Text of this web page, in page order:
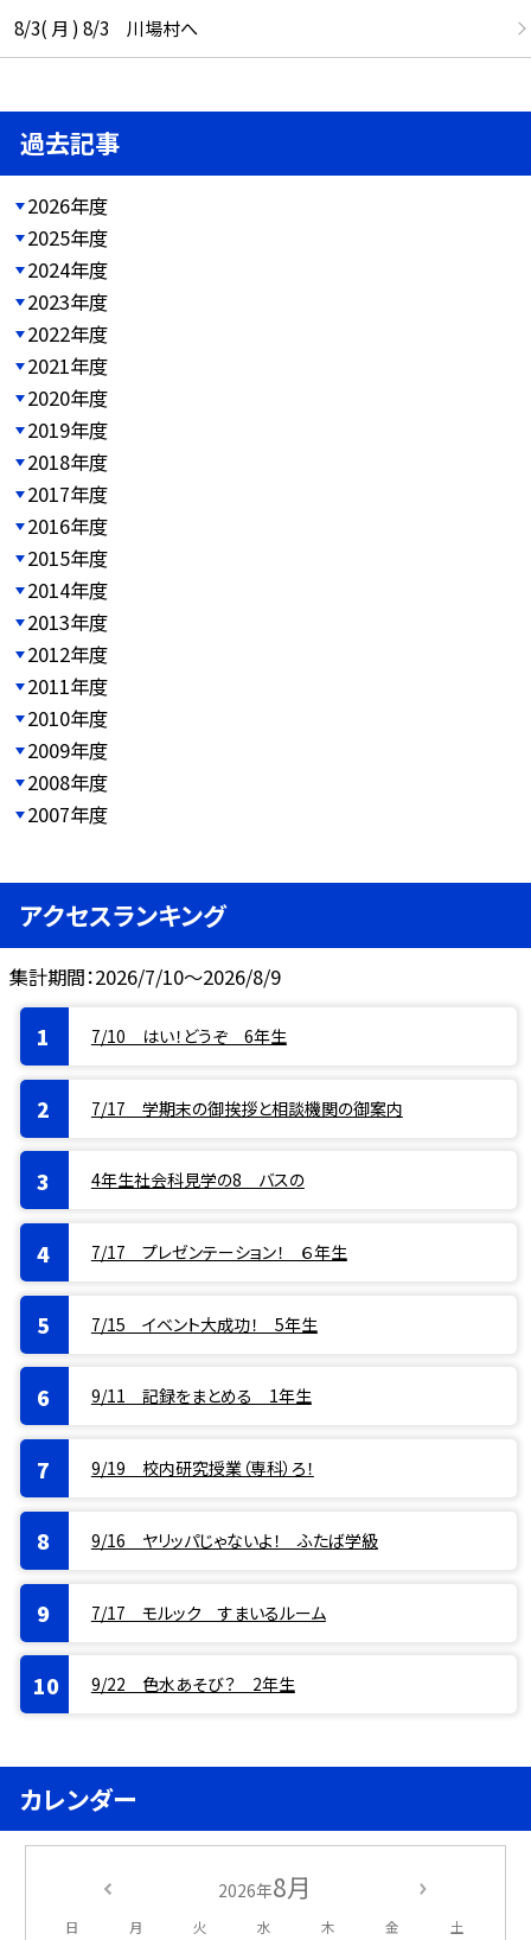
8/3( 月 ) 8/3 川場村へ
過去記事
2026年度
2025年度
2024年度
2023年度
2022年度
2021年度
2020年度
2019年度
2018年度
2017年度
2016年度
2015年度
2014年度
2013年度
2012年度
2011年度
2010年度
2009年度
2008年度
2007年度
アクセスランキング
集計期間：2026/7/10～2026/8/9
7/10 はい！どうぞ 6年生
7/17 学期末の御挨拶と相談機関の御案内
4年生社会科見学の8 バスの
7/17 プレゼンテーション！ ６年生
7/15 イベント大成功！ 5年生
9/11 記録をまとめる 1年生
9/19 校内研究授業（専科）ろ！
9/16 ヤリッパじゃないよ！ ふたば学級
7/17 モルック すまいるルーム
9/22 色水あそび？ 2年生
カレンダー
2026年8月
日 月 火 水 木 金 土